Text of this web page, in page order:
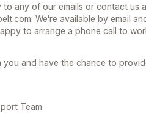
to any of our emails or contact us
We're available by email
to arrange a phone call to
you and have the chance to
Team